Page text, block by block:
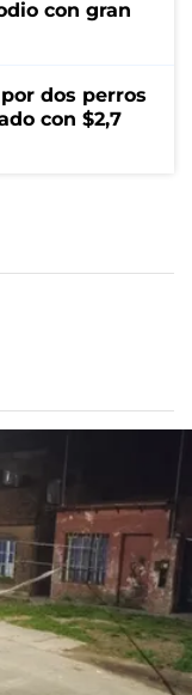
con gran
dos perros
con $2,7